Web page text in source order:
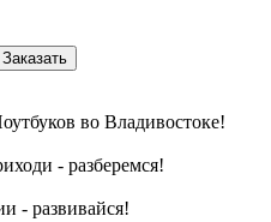
Заказать
во Владивостоке!
- разберемся!
- развивайся!